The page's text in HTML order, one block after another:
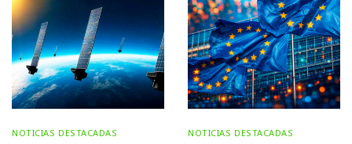
NOTICIAS DESTACADAS NOTICIAS DESTACADAS